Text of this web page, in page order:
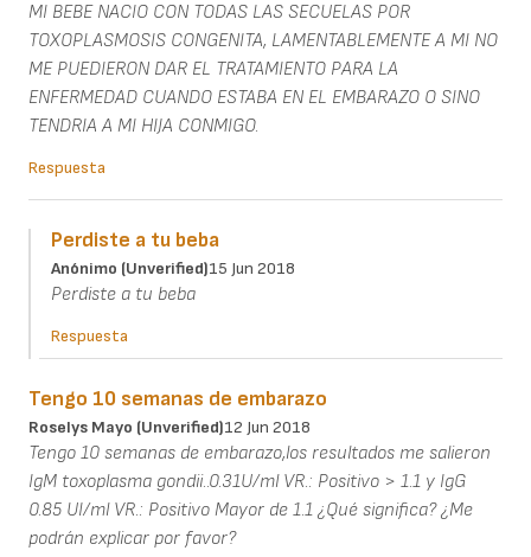
MI BEBE NACIO CON TODAS LAS SECUELAS POR
TOXOPLASMOSIS CONGENITA, LAMENTABLEMENTE A MI NO
ME PUEDIERON DAR EL TRATAMIENTO PARA LA
ENFERMEDAD CUANDO ESTABA EN EL EMBARAZO O SINO
TENDRIA A MI HIJA CONMIGO.
Respuesta
Perdiste a tu beba
Anónimo (unverified)15 Jun 2018
Perdiste a tu beba
Respuesta
Tengo 10 semanas de embarazo
Roselys Mayo (unverified)12 Jun 2018
Tengo 10 semanas de embarazo,los resultados me salieron
IgM toxoplasma gondii..0.31U/ml VR.: Positivo > 1.1 y IgG
0.85 UI/ml VR.: Positivo Mayor de 1.1 ¿Qué significa? ¿Me
podrán explicar por favor?